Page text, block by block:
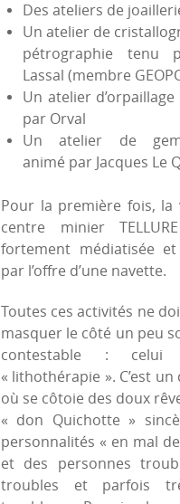
Des ateliers de
Un atelier de
pétrographie tenu
Lassal (membre
Un atelier
par Orval
Un atelier de
animé par Jacques Le
Pour la première fois, la
centre minier
fortement médiatisée et
par l’offre d’une navette.
Toutes ces activités ne
masquer le côté un peu
contestable :
« lithothérapie ». C’est un
où se côtoie des doux
« don Quichotte »
personnalités « en mal
et des personnes
troubles et parfois